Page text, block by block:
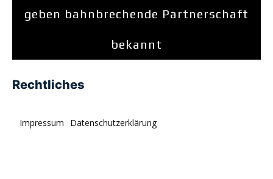
geben bahnbrechende Partnerschaft
bekannt
Rechtliches
Impressum Datenschutzerklärung